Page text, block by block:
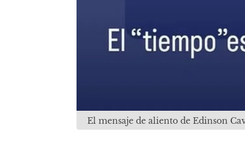
El mensaje de aliento de Edinson